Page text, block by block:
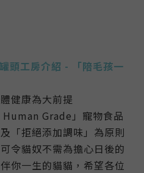
頭工房介紹 -
「陪毛孩一
健康為大前提
Grade」寵物食品
「拒絕添加調味」為原則
令貓奴不需為擔心日後的
你一生的貓貓，希望各位